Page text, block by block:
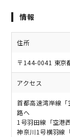
情報
住所
〒144-0041 東京
アクセス
首都高速湾岸線
路へ
1号羽田線「空港
神奈川1号横羽線